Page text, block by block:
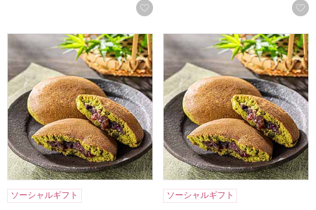
お気に入りに登録する
京都宇治 茶游堂 京・宇治どら焼き 6個入【年間ギフト】
ソーシャルギフト
京都宇治 茶游堂 京・宇治ど
ソーシャルギフト